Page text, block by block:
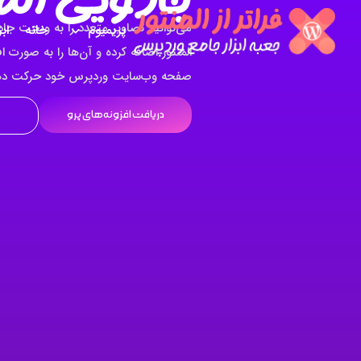
پریمیوم خانه
می‌توانید تصاویر متعدد را به ویجت
المنتور اضافه کرده و آن‌ها را به
صفحه وب‌سایت وردپرس خود حرکت
دریافت افزونه‌های پرو